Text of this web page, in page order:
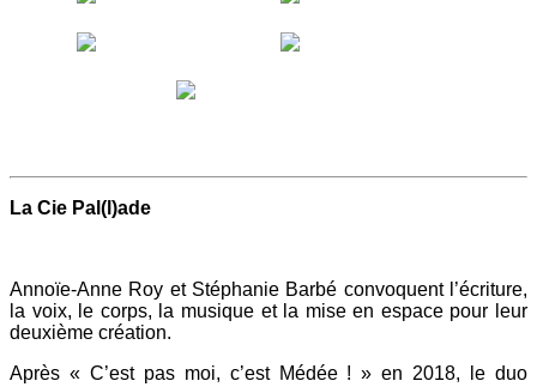
La Cie Pal(l)ade
Annoïe-Anne Roy et Stéphanie Barbé convoquent l’écriture,
la voix, le corps, la musique et la mise en espace pour leur
deuxième création.
Après « C’est pas moi, c’est Médée ! » en 2018, le duo